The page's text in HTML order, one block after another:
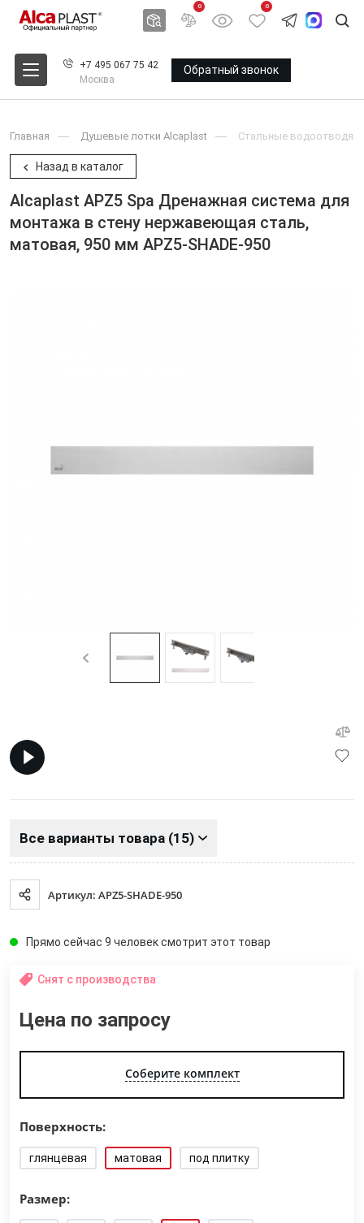
0 0
+7 495 067 75 42
Москва
Обратный звонок
Главная Душевые лотки Alcaplast Стальные
Назад в каталог
Alcaplast APZ5 Spa Дренажная система для
монтажа в стену нержавеющая сталь,
матовая, 950 мм APZ5-SHADE-950
Все варианты товара (15)
Артикул: APZ5-SHADE-950
Прямо сейчас 9 человек смотрит этот товар
Снят с производства
Цена по запросу
Соберите комплект
Поверхность:
глянцевая матовая под плитку
Размер: